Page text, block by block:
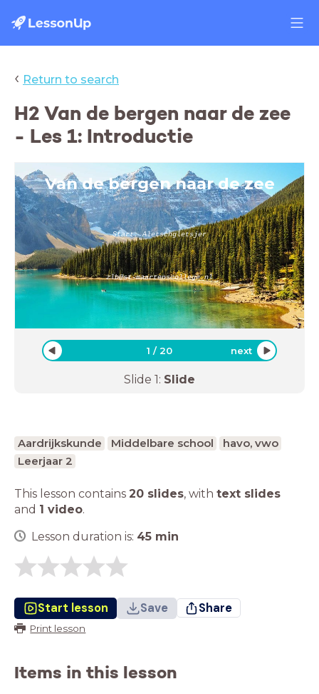
‹ Return to search
H2 Van de bergen naar de zee
- Les 1: Introductie
Van de bergen naar de zee
Start: Aletschgletsjer
zlb@st-maartenscollege.nl
1 /20 next
Slide 1: Slide
Aardrijkskunde Middelbare school
havo, vwo
Leerjaar 2
This lesson contains 20 slides, with text slides
and 1 video.
Lesson duration is: 45 min
Start lesson Save Share
Print lesson
Items in this lesson